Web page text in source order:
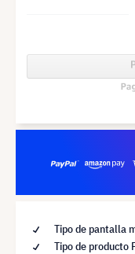
Tipo de pantalla
Tipo de producto